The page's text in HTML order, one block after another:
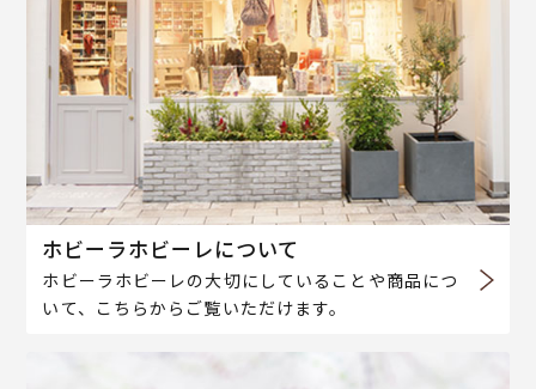
ホビーラホビーレについて
ホビーラホビーレの大切にしていることや商品につ
いて、こちらからご覧いただけます。